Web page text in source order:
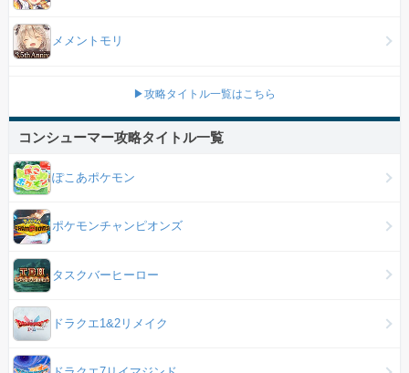
メメントモリ
▶攻略タイトル一覧はこちら
コンシューマー攻略タイトル一覧
ぽこあポケモン
ポケモンチャンピオンズ
タスクバーヒーロー
ドラクエ1&2リメイク